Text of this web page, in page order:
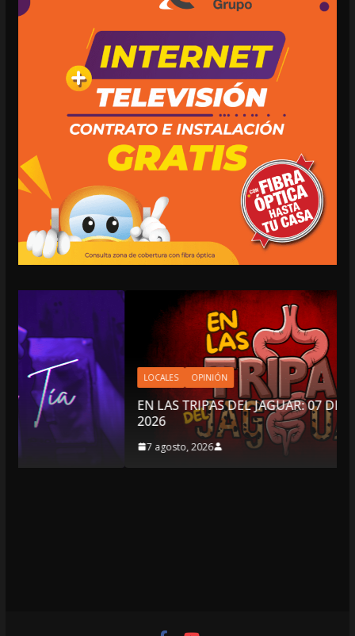
LOCALES OPINIÓN
EN LAS TRIPAS DEL JAGUAR: 07 DE AGOSTO DE
2026
7 agosto, 2026